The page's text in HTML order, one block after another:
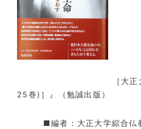
［大正大学綜合佛
25巻)］』（勉誠出版）
■編者：大正大学綜合仏教